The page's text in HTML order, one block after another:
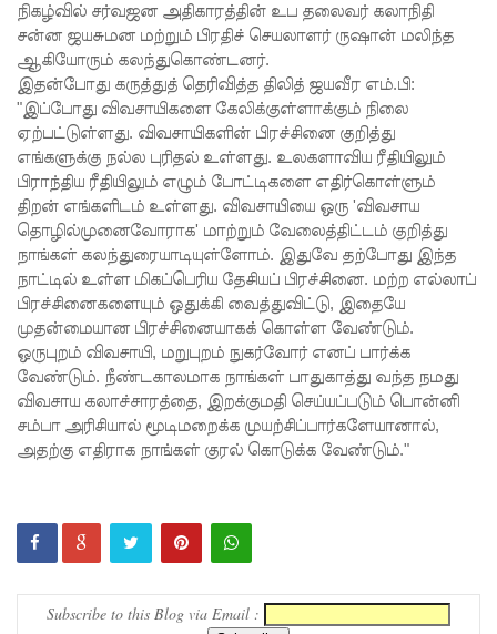
மோதல்க
ளுக்கும்
ராஜபக்ஷர்
களுக்கும்
தொடர்பா?
" :
அரசாங்க
த்தை
சாடிய
நாமல்!
தரக்
குறைபாடு
க சில
புதிய
நிகழ்வில் சர்வஜன அதிகாரத்தின் உப தலைவர் கலாநிதி
சன்ன ஜயசுமன மற்றும் பிரதிச் செயலாளர் ருஷான் மலிந்த
ஆகியோரும் கலந்துகொண்டனர்.
இதன்போது கருத்துத் தெரிவித்த திலித் ஜயவீர எம்.பி:
"இப்போது விவசாயிகளை கேலிக்குள்ளாக்கும் நிலை
ஏற்பட்டுள்ளது. விவசாயிகளின் பிரச்சினை குறித்து
எங்களுக்கு நல்ல புரிதல் உள்ளது. உலகளாவிய ரீதியிலும்
பிராந்திய ரீதியிலும் எழும் போட்டிகளை எதிர்கொள்ளும்
திறன் எங்களிடம் உள்ளது. விவசாயியை ஒரு 'விவசாய
தொழில்முனைவோராக' மாற்றும் வேலைத்திட்டம் குறித்து
நாங்கள் கலந்துரையாடியுள்ளோம். இதுவே தற்போது இந்த
நாட்டில் உள்ள மிகப்பெரிய தேசியப் பிரச்சினை. மற்ற எல்லாப்
பிரச்சினைகளையும் ஒதுக்கி வைத்துவிட்டு, இதையே
முதன்மையான பிரச்சினையாகக் கொள்ள வேண்டும்.
ஒருபுறம் விவசாயி, மறுபுறம் நுகர்வோர் எனப் பார்க்க
வேண்டும். நீண்டகாலமாக நாங்கள் பாதுகாத்து வந்த நமது
விவசாய கலாச்சாரத்தை, இறக்குமதி செய்யப்படும் பொன்னி
சம்பா அரிசியால் மூடிமறைக்க முயற்சிப்பார்களேயானால்,
அதற்கு எதிராக நாங்கள் குரல் கொடுக்க வேண்டும்."
Subscribe to this Blog via Email :